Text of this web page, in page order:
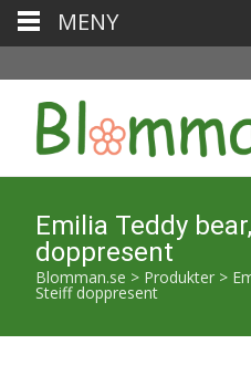
Emilia Teddy
doppresent
Blomman.se > Produkter >
Steiff doppresent
MENY